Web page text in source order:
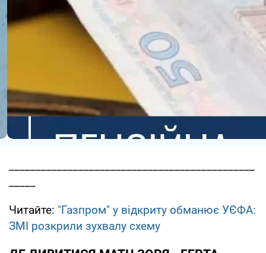
Читайте: "Газпром" у відкриту обманює УЄФА:
ЗМІ розкрили зухвалу схему